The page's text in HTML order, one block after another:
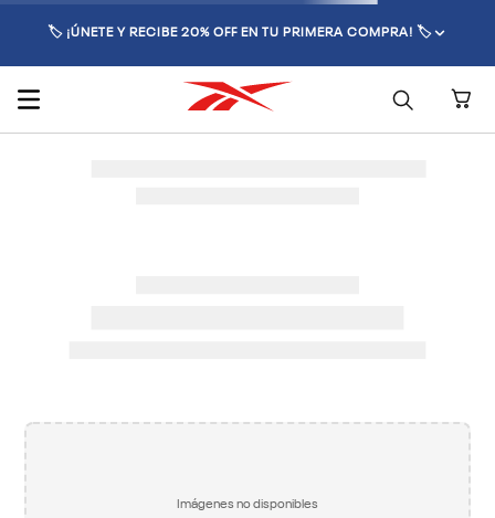
🏷️ ¡ÚNETE Y RECIBE 20% OFF EN TU PRIMERA COMPRA! 🏷️
Imágenes no disponibles